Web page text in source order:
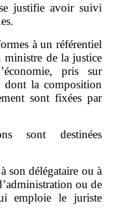
justifie avoir suivi
à un référentiel
de la justice
pris sur
dont la composition
sont fixées par
sont destinées
son délégataire ou à
ou de
emploie le juriste